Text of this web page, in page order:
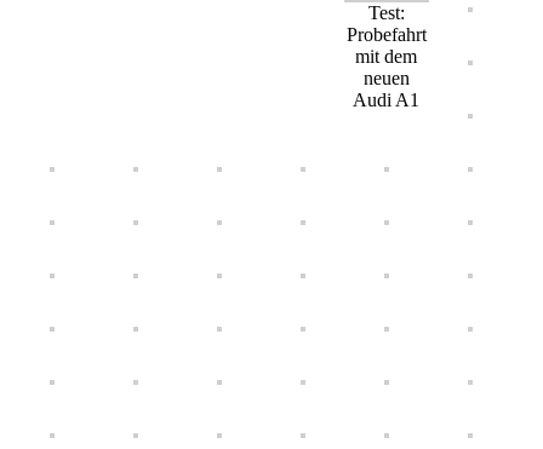
Test:
Probefahrt
mit dem
neuen
Audi A1